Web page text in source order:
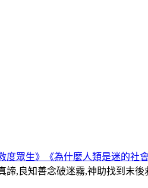
度眾生》
《為什麼人類是迷的社會
諦,良知善念破迷霧,神助找到末後